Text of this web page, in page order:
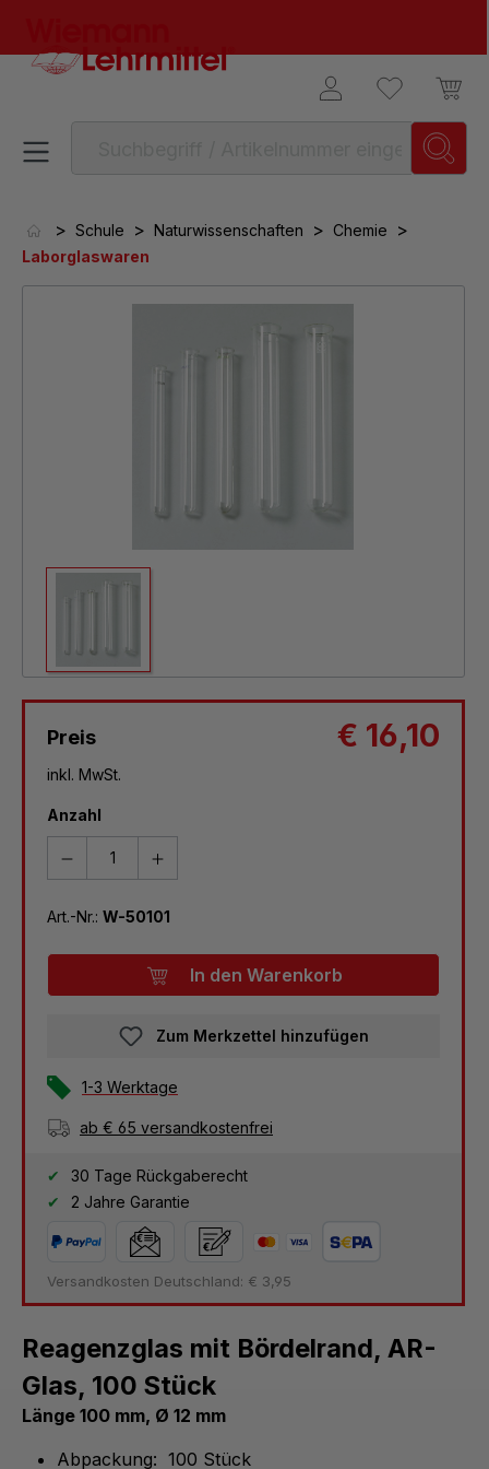
> Schule > Naturwissenschaften > Chemie >
Laborglaswaren
Preis € 16,10
inkl. MwSt.
Anzahl
Art.-Nr.: W-50101
In den Warenkorb
Zum Merkzettel hinzufügen
1-3 Werktage
ab € 65 versandkostenfrei
30 Tage Rückgaberecht
2 Jahre Garantie
Versandkosten Deutschland: € 3,95
Reagenzglas mit Bördelrand, AR-
Glas, 100 Stück
Länge 100 mm, Ø 12 mm
Abpackung: 100 Stück